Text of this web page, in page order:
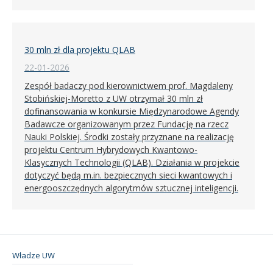
30 mln zł dla projektu QLAB
22-01-2026
Zespół badaczy pod kierownictwem prof. Magdaleny
Stobińskiej-Moretto z UW otrzymał 30 mln zł
dofinansowania w konkursie Międzynarodowe Agendy
Badawcze organizowanym przez Fundację na rzecz
Nauki Polskiej. Środki zostały przyznane na realizację
projektu Centrum Hybrydowych Kwantowo-
Klasycznych Technologii (QLAB). Działania w projekcie
dotyczyć będą m.in. bezpiecznych sieci kwantowych i
energooszczędnych algorytmów sztucznej inteligencji.
Władze UW